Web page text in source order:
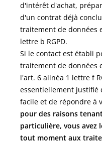
d'intérêt d'achat,
d'un contrat déjà
traitement de données
lettre b RGPD.
Si le contact est établi
traitement de données
l'art. 6 alinéa 1 lettre f
essentiellement
facile et de répondre à
pour des raisons
particulière, vous avez
tout moment aux